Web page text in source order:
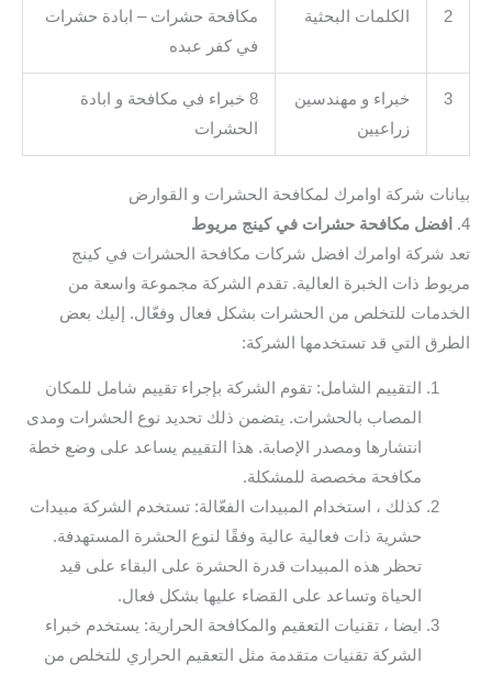
2 الكلمات البحثية
مكافحة حشرات – ابادة حشرات
في كفر عبده
3
خبراء و مهندسين
زراعيين
8 خبراء في مكافحة و ابادة
الحشرات
بيانات شركة اوامرك لمكافحة الحشرات و القوارض
4.
افضل مكافحة حشرات في كينج مريوط
تعد شركة اوامرك افضل شركات مكافحة الحشرات في كينج
مريوط ذات الخبرة العالية. تقدم الشركة مجموعة واسعة من
الخدمات للتخلص من الحشرات بشكل فعال وفعّال. إليك بعض
الطرق التي قد تستخدمها الشركة:
التقييم الشامل: تقوم الشركة بإجراء تقييم شامل للمكان
المصاب بالحشرات. يتضمن ذلك تحديد نوع الحشرات ومدى
انتشارها ومصدر الإصابة. هذا التقييم يساعد على وضع خطة
مكافحة مخصصة للمشكلة.
كذلك ، استخدام المبيدات الفعّالة: تستخدم الشركة مبيدات
حشرية ذات فعالية عالية وفقًا لنوع الحشرة المستهدفة.
تحظر هذه المبيدات قدرة الحشرة على البقاء على قيد
الحياة وتساعد على القضاء عليها بشكل فعال.
ايضا ، تقنيات التعقيم والمكافحة الحرارية: يستخدم خبراء
الشركة تقنيات متقدمة مثل التعقيم الحراري للتخلص من